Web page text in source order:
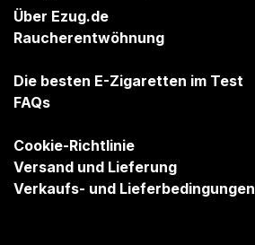
Über Ezug.de
Raucherentwöhnung
Die besten E-Zigaretten im Test
FAQs
Cookie-Richtlinie
Versand und Lieferung
Verkaufs- und Lieferbedingungen